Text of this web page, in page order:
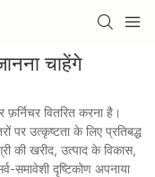
चाहेंगे
वितरित करना है।
उत्कृष्टता के लिए प्रतिबद्ध
की खरीद, उत्पाद के विकास,
समावेशी दृष्टिकोण अपनाया